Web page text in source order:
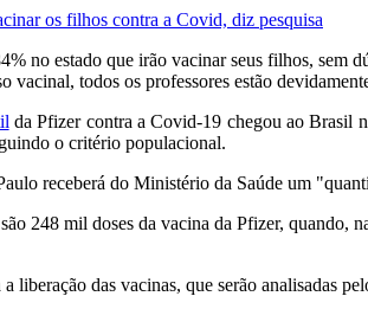
os filhos contra a Covid, diz pesquisa
no estado que irão vacinar seus filhos, sem
vacinal, todos os professores estão
da Pfizer contra a Covid-19 chegou ao Brasil
o critério populacional.
receberá do Ministério da Saúde um
248 mil doses da vacina da Pfizer, quando,
liberação das vacinas, que serão